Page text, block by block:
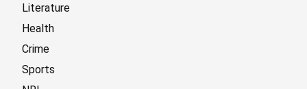
Literature
Health
Crime
Sports